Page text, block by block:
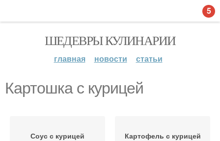
ШЕДЕВРЫ КУЛИНАРИИ
главная новости статьи
Картошка с курицей
Соус с курицей Картофель с курицей
5